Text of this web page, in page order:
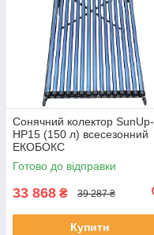
Сонячний колектор SunUp-
HP15 (150 л) всесезонний
ЕКОБОКС
Готово до відправки
33 868 ₴ 39 287 ₴
Купити